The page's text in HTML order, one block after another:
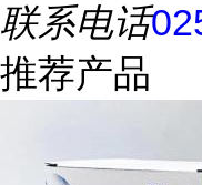
联系电话
推荐产品